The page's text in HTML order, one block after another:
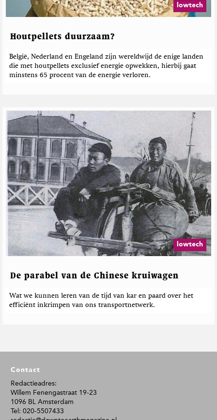
lowtech
Houtpellets duurzaam?
België, Nederland en Engeland zijn wereldwijd de enige landen
die met houtpellets exclusief energie opwekken, hierbij gaat
minstens 65 procent van de energie verloren.
lowtech
De parabel van de Chinese kruiwagen
Wat we kunnen leren van de tijd van kar en paard over het
efficiënt inkrimpen van ons transportnetwerk.
o
o
Contact
Redactieadres:
Willem Fenengastraat 19-23
1096 BL Amsterdam
Tel: 020-5507433